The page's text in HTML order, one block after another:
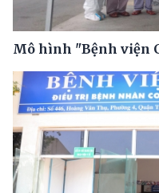
Mô hình "Bệnh viện